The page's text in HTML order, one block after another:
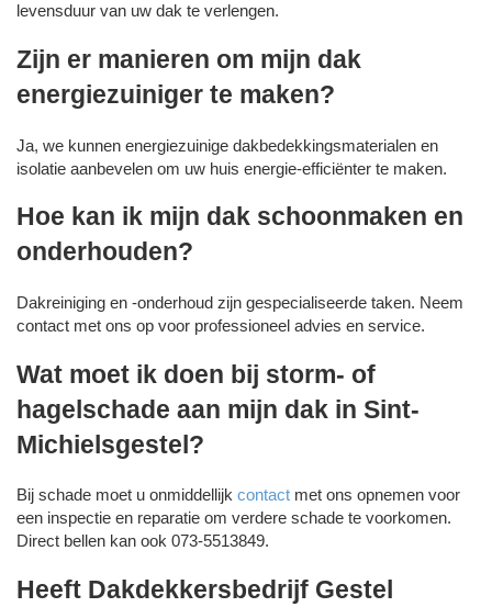
levensduur van uw dak te verlengen.
Zijn er manieren om mijn dak
energiezuiniger te maken?
Ja, we kunnen energiezuinige dakbedekkingsmaterialen en
isolatie aanbevelen om uw huis energie-efficiënter te maken.
Hoe kan ik mijn dak schoonmaken en
onderhouden?
Dakreiniging en -onderhoud zijn gespecialiseerde taken. Neem
contact met ons op voor professioneel advies en service.
Wat moet ik doen bij storm- of
hagelschade aan mijn dak in Sint-
Michielsgestel?
Bij schade moet u onmiddellijk contact met ons opnemen voor
een inspectie en reparatie om verdere schade te voorkomen.
Direct bellen kan ook 073-5513849.
Heeft Dakdekkersbedrijf Gestel